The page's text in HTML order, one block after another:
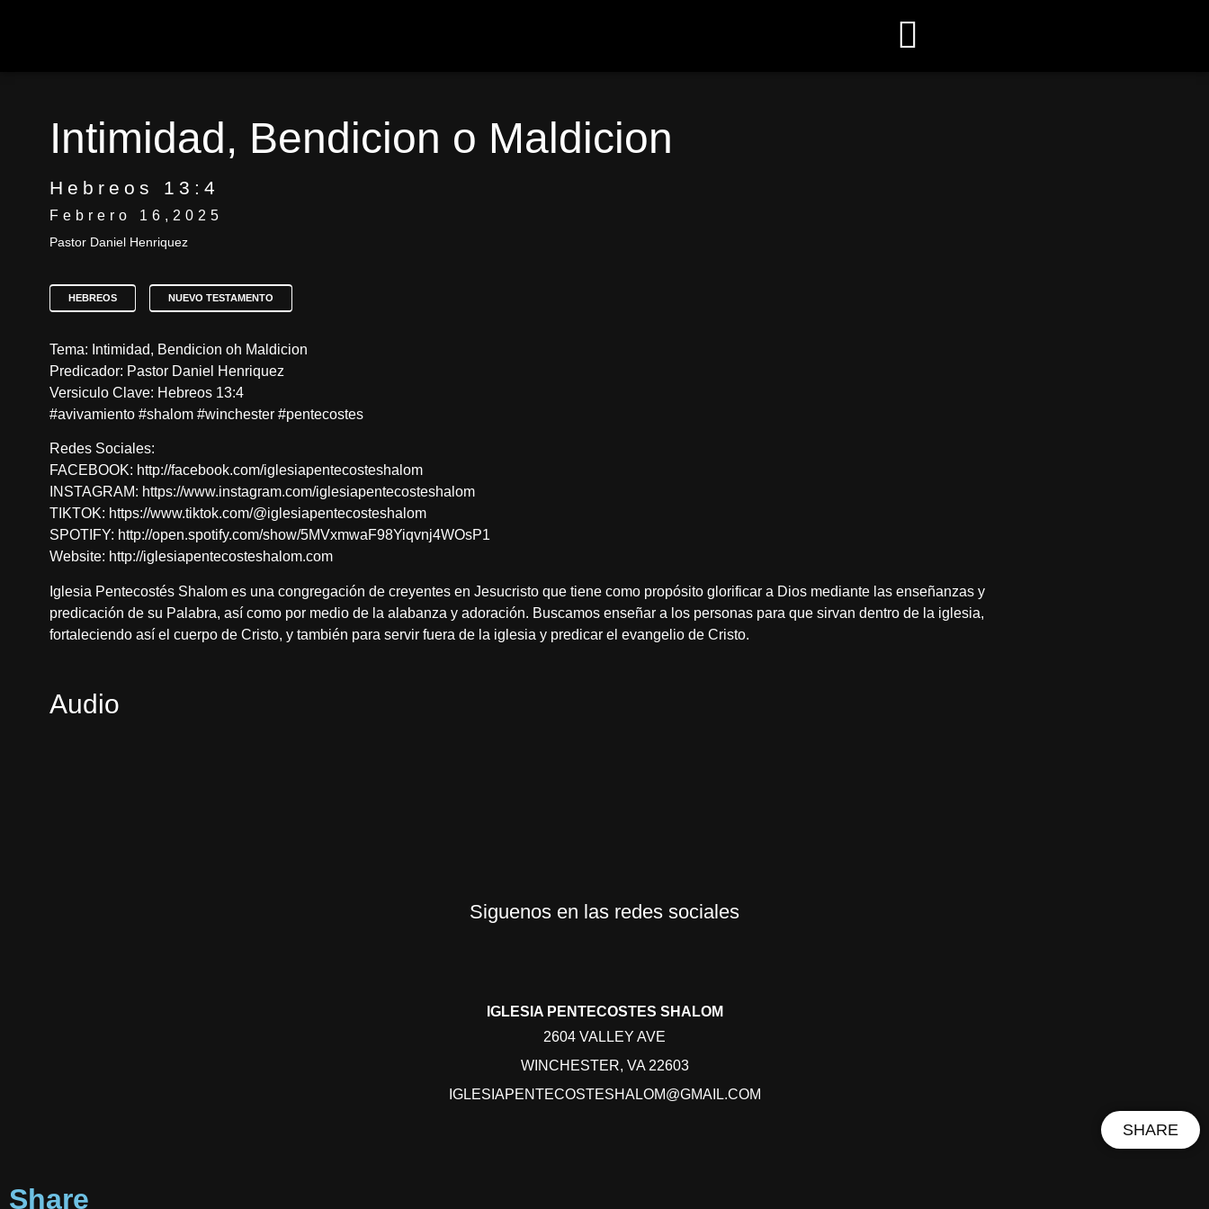
Intimidad, Bendicion o Maldicion
Hebreos 13:4
Febrero 16,2025
Pastor Daniel Henriquez
HEBREOS NUEVO TESTAMENTO
Tema: Intimidad, Bendicion oh Maldicion
Predicador: Pastor Daniel Henriquez
Versiculo Clave: Hebreos 13:4
#avivamiento #shalom #winchester #pentecostes
Redes Sociales:
FACEBOOK: http://facebook.com/iglesiapentecosteshalom
INSTAGRAM: https://www.instagram.com/iglesiapentecosteshalom
TIKTOK: https://www.tiktok.com/@iglesiapentecosteshalom
SPOTIFY: http://open.spotify.com/show/5MVxmwaF98Yiqvnj4WOsP1
Website: http://iglesiapentecosteshalom.com
Iglesia Pentecostés Shalom es una congregación de creyentes en Jesucristo que tiene como propósito glorificar a Dios mediante las enseñanzas y
predicación de su Palabra, así como por medio de la alabanza y adoración. Buscamos enseñar a los personas para que sirvan dentro de la iglesia,
fortaleciendo así el cuerpo de Cristo, y también para servir fuera de la iglesia y predicar el evangelio de Cristo.
Audio
Siguenos en las redes sociales
IGLESIA PENTECOSTES SHALOM
2604 VALLEY AVE
WINCHESTER, VA 22603
IGLESIAPENTECOSTESHALOM@GMAIL.COM
SHARE
Share